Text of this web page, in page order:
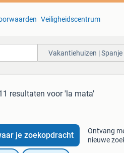
Veiligheidscentrum
Vakantiehuizen | Spanje
resultaten voor 'la mata'
je zoekopdracht
Ontvang
nieuwe